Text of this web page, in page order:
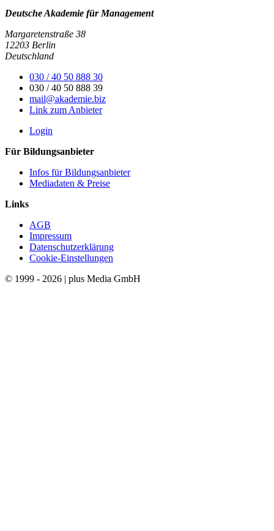
Deutsche Akademie für Management
Margaretenstraße 38
12203 Berlin
Deutschland
030 / 40 50 888 30
030 / 40 50 888 39
mail@akademie.biz
Link zum Anbieter
Login
Für Bildungsanbieter
Infos für Bildungsanbieter
Mediadaten & Preise
Links
AGB
Impressum
Datenschutzerklärung
Cookie-Einstellungen
© 1999 - 2026 | plus Media GmbH